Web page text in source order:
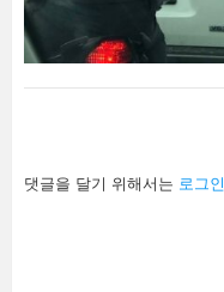
답
글
댓글을 달기 위해서는 로그인